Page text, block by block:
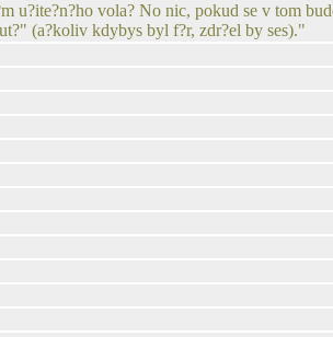
u?ite?n?ho vola? No nic, pokud se v tom
(a?koliv kdybys byl f?r, zdr?el by ses)."